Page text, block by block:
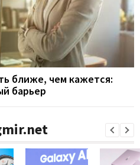
ближе, чем кажется:
барьер